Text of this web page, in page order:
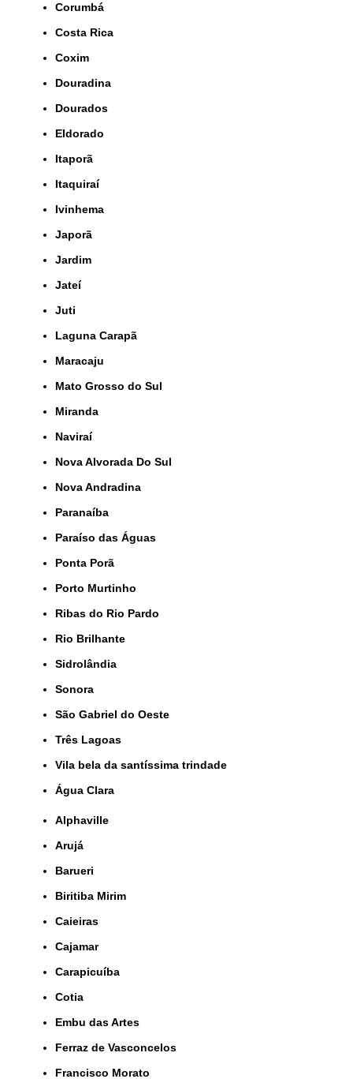
Corumbá
Costa Rica
Coxim
Douradina
Dourados
Eldorado
Itaporã
Itaquiraí
Ivinhema
Japorã
Jardim
Jateí
Juti
Laguna Carapã
Maracaju
Mato Grosso do Sul
Miranda
Naviraí
Nova Alvorada Do Sul
Nova Andradina
Paranaíba
Paraíso das Águas
Ponta Porã
Porto Murtinho
Ribas do Rio Pardo
Rio Brilhante
Sidrolândia
Sonora
São Gabriel do Oeste
Três Lagoas
Vila bela da santíssima trindade
Água Clara
Alphaville
Arujá
Barueri
Biritiba Mirim
Caieiras
Cajamar
Carapicuíba
Cotia
Embu das Artes
Ferraz de Vasconcelos
Francisco Morato